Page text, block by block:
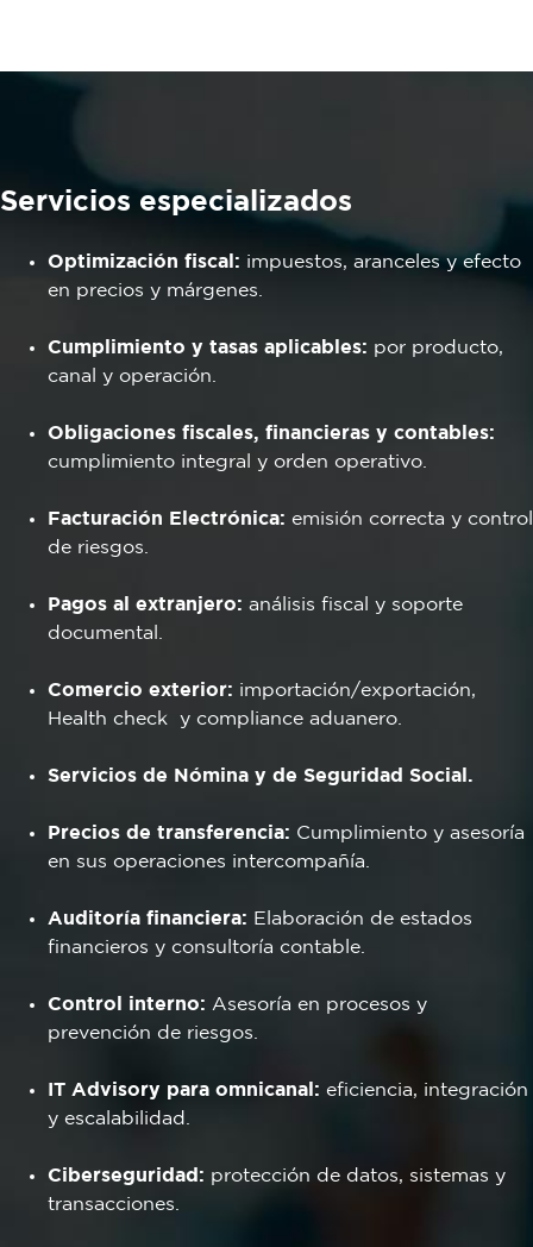
Servicios especializados
Optimización fiscal: impuestos, aranceles y efecto
en precios y márgenes.
Cumplimiento y tasas aplicables: por producto,
canal y operación.
Obligaciones fiscales, financieras y contables:
cumplimiento integral y orden operativo.
Facturación Electrónica: emisión correcta y control
de riesgos.
Pagos al extranjero: análisis fiscal y soporte
documental.
Comercio exterior: importación/exportación,
Health check y compliance aduanero.
Servicios de Nómina y de Seguridad Social.
Precios de transferencia: Cumplimiento y asesoría
en sus operaciones intercompañía.
Auditoría financiera: Elaboración de estados
financieros y consultoría contable.
Control interno: Asesoría en procesos y
prevención de riesgos.
IT Advisory para omnicanal: eficiencia, integración
y escalabilidad.
Ciberseguridad: protección de datos, sistemas y
transacciones.